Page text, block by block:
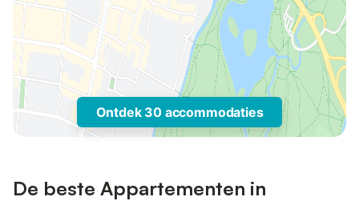
Ontdek 30 accommodaties
De beste Appartementen in